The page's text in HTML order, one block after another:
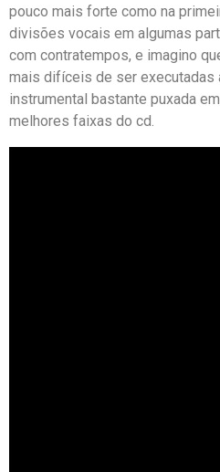
pouco mais forte como na
divisões vocais em algumas
com contratempos, e imagino
mais difíceis de ser executadas
instrumental bastante puxada
melhores faixas do cd.